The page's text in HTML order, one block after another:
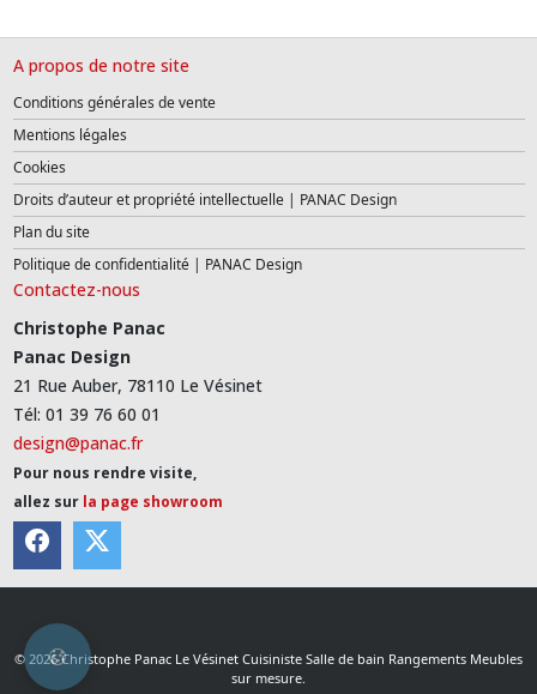
A propos de notre site
Conditions générales de vente
Mentions légales
Cookies
Droits d’auteur et propriété intellectuelle | PANAC Design
Plan du site
Politique de confidentialité | PANAC Design
Contactez-nous
Christophe Panac
Panac Design
21 Rue Auber, 78110 Le Vésinet
Tél: 01 39 76 60 01
design@panac.fr
Pour nous rendre visite,
allez sur la page showroom
© 2026 Christophe Panac Le Vésinet Cuisiniste Salle de bain Rangements Meubles
sur mesure.